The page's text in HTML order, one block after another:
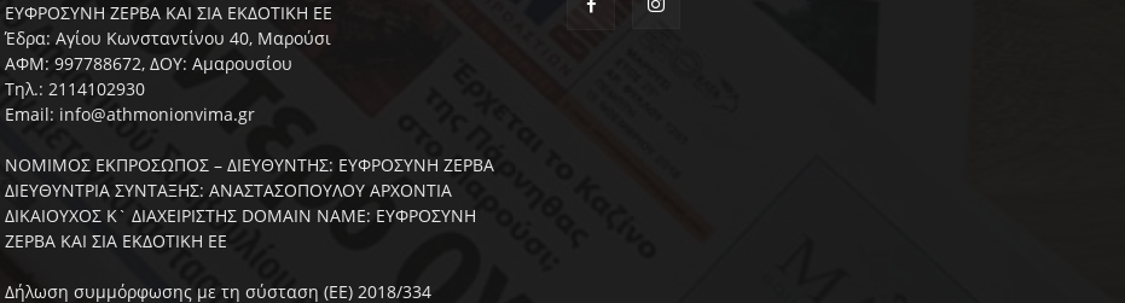
ΕΥΦΡΟΣΥΝΗ ΖΕΡΒΑ ΚΑΙ ΣΙΑ ΕΚΔΟΤΙΚΗ ΕΕ
Έδρα: Αγίου Κωνσταντίνου 40, Μαρούσι
ΑΦΜ: 997788672, ΔΟΥ: Αμαρουσίου
Τηλ.: 2114102930
Email: info@athmonionvima.gr
ΝΟΜΙΜΟΣ ΕΚΠΡΟΣΩΠΟΣ – ΔΙΕΥΘΥΝΤΗΣ: ΕΥΦΡΟΣΥΝΗ ΖΕΡΒΑ
ΔΙΕΥΘΥΝΤΡΙΑ ΣΥΝΤΑΞΗΣ: ΑΝΑΣΤΑΣΟΠΟΥΛΟΥ ΑΡΧΟΝΤΙΑ
ΔΙΚΑΙΟΥΧΟΣ Κ` ΔΙΑΧΕΙΡΙΣΤΗΣ DOMAIN NAME: ΕΥΦΡΟΣΥΝΗ
ΖΕΡΒΑ ΚΑΙ ΣΙΑ ΕΚΔΟΤΙΚΗ ΕΕ
Δήλωση συμμόρφωσης με τη σύσταση (ΕΕ) 2018/334